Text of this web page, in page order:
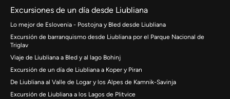
Excursiones de un día desde Liubliana
Lo mejor de Eslovenia - Postojna y Bled desde Liubliana
Excursión de barranquismo desde Liubliana por el Parque Nacional de
Triglav
Viaje de Liubliana a Bled y al lago Bohinj
Excursión de un día de Liubliana a Koper y Piran
De Liubliana al Valle de Logar y los Alpes de Kamnik-Savinja
Excursión de Liubliana a los Lagos de Plitvice